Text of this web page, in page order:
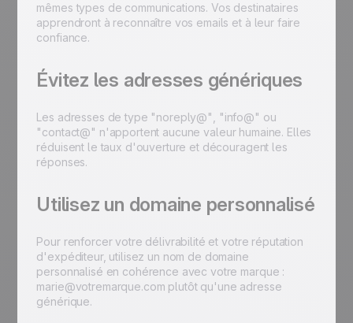
mêmes types de communications. Vos destinataires
apprendront à reconnaître vos emails et à leur faire
confiance.
Évitez les adresses génériques
Les adresses de type "noreply@" "info@" ou
"contact@" n'apportent aucune valeur humaine. Elles
réduisent le taux d'ouverture et découragent les
réponses.
Utilisez un domaine personnalisé
Pour renforcer votre délivrabilité et votre réputation
d'expéditeur, utilisez un nom de domaine
personnalisé en cohérence avec votre marque :
marie@votremarque.com plutôt qu'une adresse
générique.